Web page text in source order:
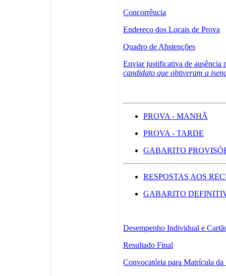
Concorrência
Endereço dos Locais de Prova
Quadro de Abstenções
Enviar justificativa de ausência
candidato que obtiveram a
PROVA - MANHÃ
PROVA - TARDE
GABARITO
RESPOSTAS AOS
GABARITO
Desempenho Individual e
Resultado Final
Convocatória para Matrícula da